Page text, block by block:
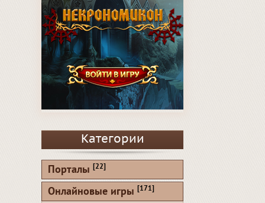
Категории
Порталы [22]
Онлайновые игры [171]